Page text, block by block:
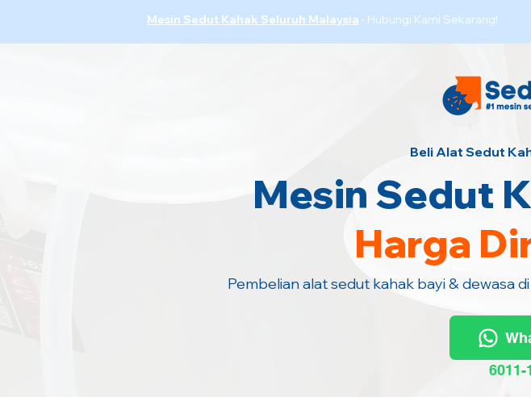
Mesin Sedut Kahak Seluruh Malaysia · Hubungi Kami Sekarang!
Beli Alat Sedut
Mesin Sedut
Harga
Pembelian alat sedut kahak bayi & dewasa
6011-